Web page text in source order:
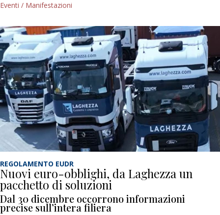
Eventi / Manifestazioni
REGOLAMENTO EUDR
Nuovi euro-obblighi, da Laghezza un
pacchetto di soluzioni
Dal 30 dicembre occorrono informazioni
precise sull’intera filiera